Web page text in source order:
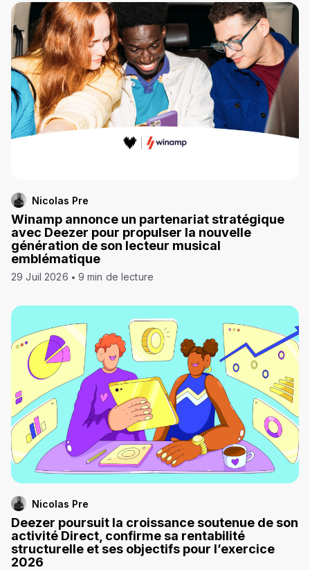
Nicolas Pre
Winamp annonce un partenariat stratégique
avec Deezer pour propulser la nouvelle
génération de son lecteur musical
emblématique
29 Juil 2026 9 min de lecture
Nicolas Pre
Deezer poursuit la croissance soutenue de son
activité Direct, confirme sa rentabilité
structurelle et ses objectifs pour l’exercice
2026